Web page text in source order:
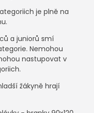
je plně na
a juniorů smí
Nemohou
nastupovat v
žákyně hrají